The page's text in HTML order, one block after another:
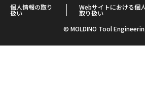
個人情報の取り
扱い
Webサイトにおける個
取り扱い
© MOLDINO Tool